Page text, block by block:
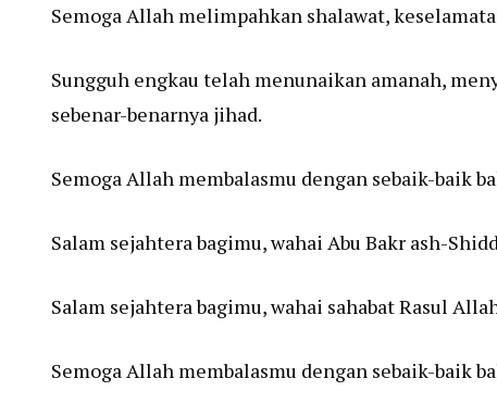
Semoga Allah melimpahkan shalawat,
Sungguh engkau telah menunaikan amanah,
sebenar-benarnya jihad.
Semoga Allah membalasmu dengan sebaik-baik
Salam sejahtera bagimu, wahai Abu Bakr ash-
Salam sejahtera bagimu, wahai sahabat Rasul
Semoga Allah membalasmu dengan sebaik-baik